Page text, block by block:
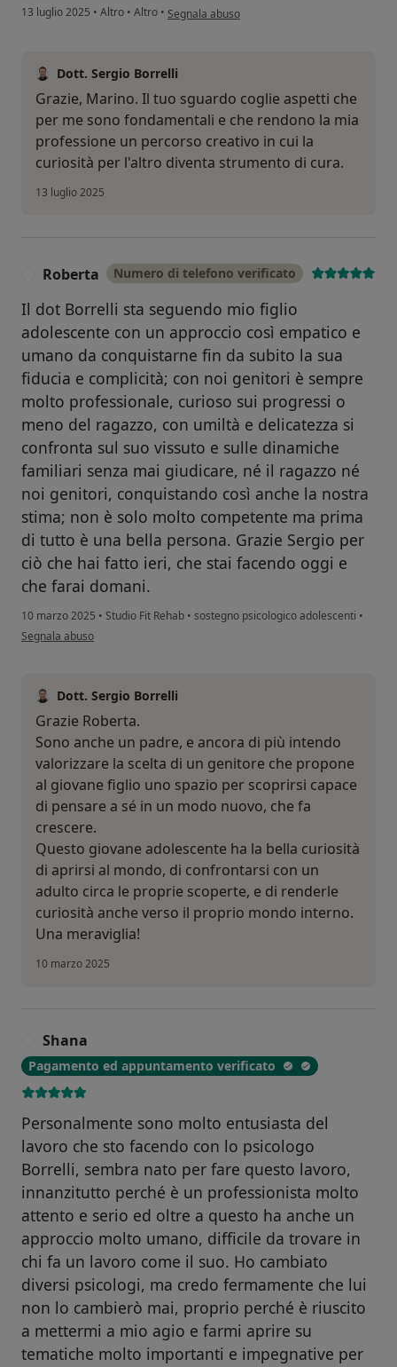
13 luglio 2025 • Altro • Altro • secondo l'opinione dell'utente Fiore Marino
Segnala abuso
Dott. Sergio Borrelli
Grazie, Marino. Il tuo sguardo coglie aspetti che
per me sono fondamentali e che rendono la mia
professione un percorso creativo in cui la
curiosità per l'altro diventa strumento di cura.
13 luglio 2025
Roberta Numero di telefono verificato
Il dot Borrelli sta seguendo mio figlio
adolescente con un approccio così empatico e
umano da conquistarne fin da subito la sua
fiducia e complicità; con noi genitori è sempre
molto professionale, curioso sui progressi o
meno del ragazzo, con umiltà e delicatezza si
confronta sul suo vissuto e sulle dinamiche
familiari senza mai giudicare, né il ragazzo né
noi genitori, conquistando così anche la nostra
stima; non è solo molto competente ma prima
di tutto è una bella persona. Grazie Sergio per
ciò che hai fatto ieri, che stai facendo oggi e
che farai domani.
10 marzo 2025 • Studio Fit Rehab • sostegno psicologico adolescenti •
secondo l'opinione dell'utente Roberta
Segnala abuso
Dott. Sergio Borrelli
Grazie Roberta.
Sono anche un padre, e ancora di più intendo
valorizzare la scelta di un genitore che propone
al giovane figlio uno spazio per scoprirsi capace
di pensare a sé in un modo nuovo, che fa
crescere.
Questo giovane adolescente ha la bella curiosità
di aprirsi al mondo, di confrontarsi con un
adulto circa le proprie scoperte, e di renderle
curiosità anche verso il proprio mondo interno.
Una meraviglia!
10 marzo 2025
Shana
Pagamento ed appuntamento verificato
Personalmente sono molto entusiasta del
lavoro che sto facendo con lo psicologo
Borrelli, sembra nato per fare questo lavoro,
innanzitutto perché è un professionista molto
attento e serio ed oltre a questo ha anche un
approccio molto umano, difficile da trovare in
chi fa un lavoro come il suo. Ho cambiato
diversi psicologi, ma credo fermamente che lui
non lo cambierò mai, proprio perché è riuscito
a mettermi a mio agio e farmi aprire su
tematiche molto importanti e impegnative per